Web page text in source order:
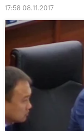
17:58 08.11.2017